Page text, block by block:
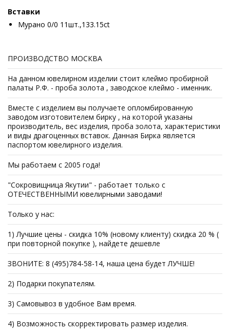
Вставки
Мурано 0/0 11шт.,133.15ct
ПРОИЗВОДСТВО МОСКВА
На данном ювелирном изделии стоит клеймо пробирной
палаты Р.Ф. - проба золота , заводское клеймо - именник.
Вместе с изделием вы получаете опломбированную
заводом изготовителем бирку , на которой указаны
производитель, вес изделия, проба золота, характеристики
и виды драгоценных вставок. Данная Бирка является
паспортом ювелирного изделия.
Мы работаем с 2005 года!
"Сокровищница Якутии" - работает только с
ОТЕЧЕСТВЕННЫМИ ювелирными заводами!
Только у нас:
1) Лучшие цены - скидка 10% (новому клиенту) скидка 20 % (
при повторной покупке ), найдете дешевле
ЗВОНИТЕ: 8 (495)784-58-14, наша цена будет ЛУЧШЕ!
2) Подарки покупателям.
3) Самовывоз в удобное Вам время.
4) Возможность скорректировать размер изделия.